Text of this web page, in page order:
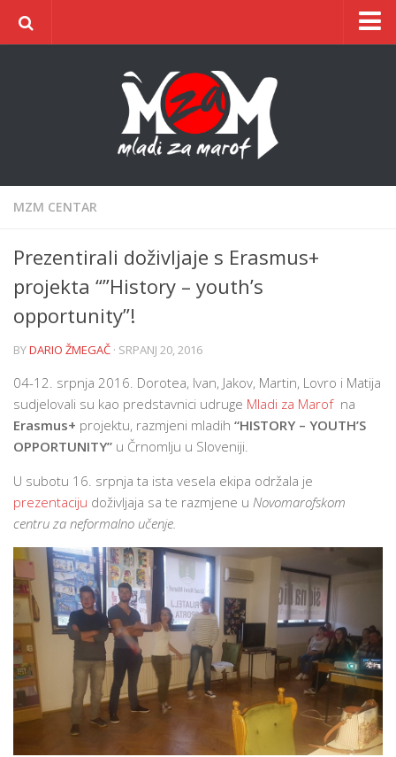
ŠIC na BIC
MZM CENTAR
Prezentirali doživljaje s Erasmus+
projekta “”History – youth’s
opportunity”!
BYDARIO ŽMEGAČ · SRPANJ 20, 2016
04-12. srpnja 2016. Dorotea, Ivan, Jakov, Martin, Lovro i Matija
sudjelovali su kao predstavnici udruge Mladi za Marofna
Erasmus+ projektu, razmjeni mladih “HISTORY – YOUTH’S
OPPORTUNITY” u Črnomlju u Sloveniji.
U subotu 16. srpnja ta ista vesela ekipa održala je
prezentaciju doživljaja sa te razmjene u Novomarofskom
centru za neformalno učenje.